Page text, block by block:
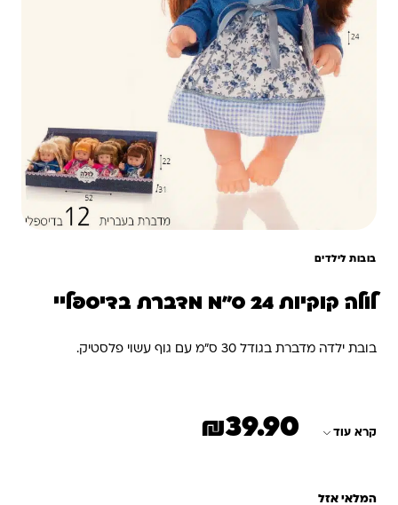
בובות לילדים
לולה קוקיות 24 ס”מ מדברת בדיספליי
בובת ילדה מדברת בגודל 30 ס”מ עם גוף עשוי פלסטיק.
קרא עוד ₪39.90
המלאי אזל